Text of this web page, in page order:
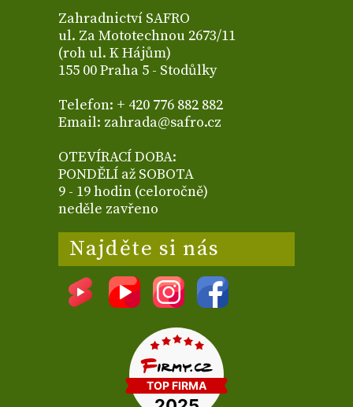
Zahradnictví SAFRO
ul. Za Mototechnou 2673/11
(roh ul. K Hájům)
155 00 Praha 5 - Stodůlky
Telefon: + 420 776 882 882
Email: zahrada@safro.cz
OTEVÍRACÍ DOBA:
PONDĚLÍ až SOBOTA
9 - 19 hodin (celoročně)
neděle zavřeno
Najděte si nás